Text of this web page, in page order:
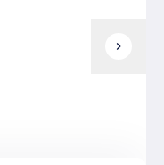
chevron_right